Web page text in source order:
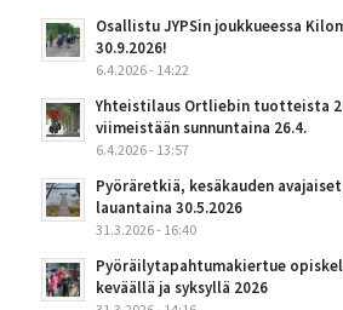
Osallistu JYPSin joukkueessa
30.9.2026!
6.4.2026 - 14:22
Yhteistilaus Ortliebin tuotteista
viimeistään sunnuntaina 26.4.
6.4.2026 - 13:57
Pyöräretkiä, kesäkauden
lauantaina 30.5.2026
31.3.2026 - 16:40
Pyöräilytapahtumakiertue
keväällä ja syksyllä 2026